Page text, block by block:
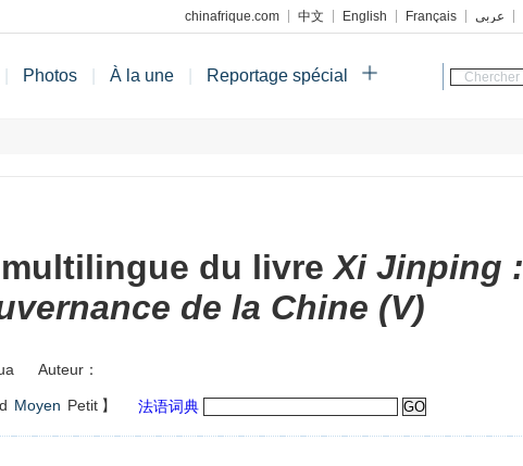
chinafrique.com 中文 English Français عربي
Photos À la une Reportage spécial
du livreXi Jinping :
de la Chine (V)
Auteur：
Moyen Petit 】 法语词典